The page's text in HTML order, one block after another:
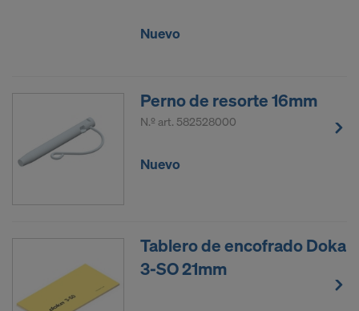
Nuevo
Perno de resorte 16mm
N.º art. 582528000
Nuevo
Tablero de encofrado Doka
3-SO 21mm